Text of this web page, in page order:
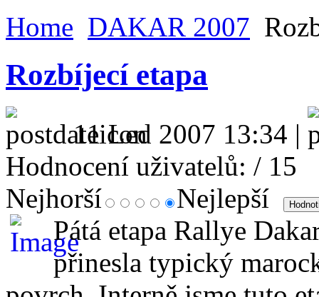
Home DAKAR 2007
Rozbíjecí etapa
11 Led 2007 13:34 |
Hodnocení uživatelů: / 15
Nejhorší
Nejlepší
Pátá etapa Rallye
přinesla typický